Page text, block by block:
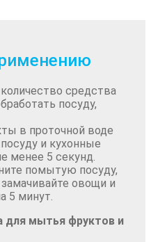
средства
посуду,
в проточной воде
и кухонные
менее 5 секунд.
помытую посуду,
овощи и
5 минут.
для мытья фруктов и